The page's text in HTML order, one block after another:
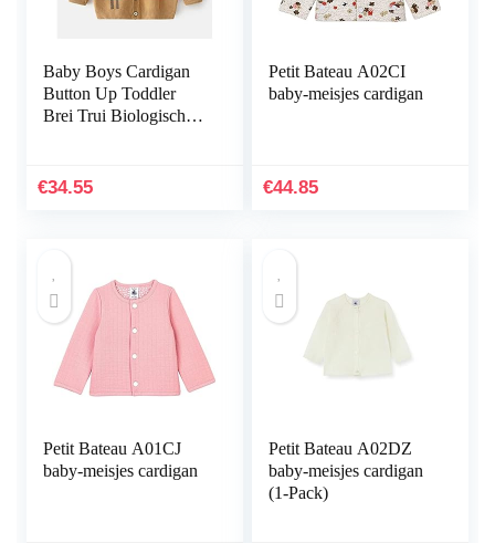
Baby Boys Cardigan
Button Up Toddler
Brei Trui Biologisch
2-3 Years)
€34.55
Petit Bateau A02CI
baby-meisjes cardigan
€44.85
Petit Bateau A01CJ
baby-meisjes cardigan
Petit Bateau A02DZ
baby-meisjes cardigan
(1-Pack)